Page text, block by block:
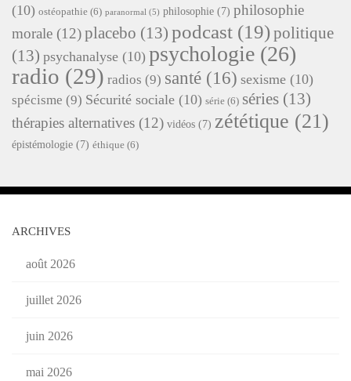
(10) ostéopathie (6) paranormal (5) philosophie (7) philosophie
morale (12)placebo (13) podcast (19)politique
(13) psychanalyse (10) psychologie (26)
radio (29) radios (9) santé (16) sexisme (10)
spécisme (9) Sécurité sociale (10) série (6) séries (13)
thérapies alternatives (12) vidéos (7) zététique (21)
épistémologie (7) éthique (6)
ARCHIVES
août 2026
juillet 2026
juin 2026
mai 2026